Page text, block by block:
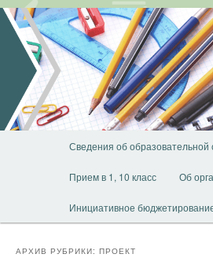
Перейти
основному
содержимому
Перейти
дополнительному
содержимому
Сведения об образовательной
Прием в 1, 10 класс Об
Инициативное
АРХИВ РУБРИКИ: ПРОЕКТ